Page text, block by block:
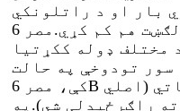
بار او د راتلونکي
پروسس لګښت هم کم کړي.مصر 6B د cavitation،
مختلف ډوله ککړتیا
سور تودوخې په حالت
کې، مصر 6B کولی شي لوړ سختي وساتي (اصلي
راګرځیدلی شي).په